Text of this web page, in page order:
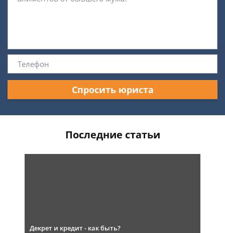
Спросить юриста
Последние статьи
Декрет и кредит - как быть?